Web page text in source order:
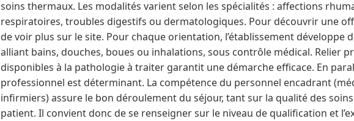
soins thermaux. Les modalités varient selon les spécialités : affections
respiratoires, troubles digestifs ou dermatologiques. Pour découvrir une
de voir plus sur le site. Pour chaque orientation, l’établissement développe
alliant bains, douches, boues ou inhalations, sous contrôle médical. Relier
disponibles à la pathologie à traiter garantit une démarche efficace. En
professionnel est déterminant. La compétence du personnel encadrant
infirmiers) assure le bon déroulement du séjour, tant sur la qualité des
patient. Il convient donc de se renseigner sur le niveau de qualification et